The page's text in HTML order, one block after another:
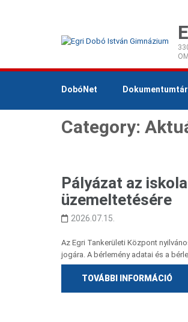
DobóNet Dokumentumtár
Category:
Pályázat az
üzemeltetésére
2026.07.15.
Az Egri Tankerületi Központ
jogára. A bérlemény adatai és a
TOVÁBBI INFORMÁCIÓ